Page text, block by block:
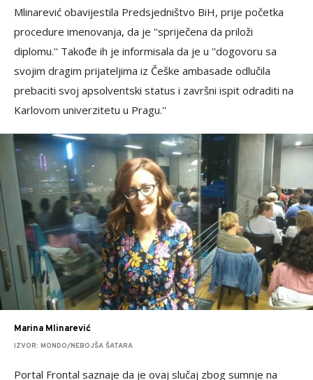
Mlinarević obavijestila Predsjedništvo BiH, prije početka
procedure imenovanja, da je ''spriječena da priloži
diplomu.'' Takođe ih je informisala da je u ''dogovoru sa
svojim dragim prijateljima iz Češke ambasade odlučila
prebaciti svoj apsolventski status i završni ispit odraditi na
Karlovom univerzitetu u Pragu.''
Marina Mlinarević
IZVOR: MONDO/NEBOJŠA ŠATARA
Portal Frontal saznaje da je ovaj slučaj zbog sumnje na